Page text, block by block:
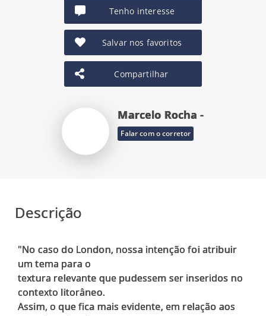
Tenho interesse
Salvar nos favoritos
Compartilhar
Marcelo Rocha -
Falar com o corretor
Descrição
"No caso do London, nossa intenção foi atribuir
um tema para o
textura relevante que pudessem ser inseridos no
contexto litorâneo.
Assim, o que fica mais evidente, em relação aos